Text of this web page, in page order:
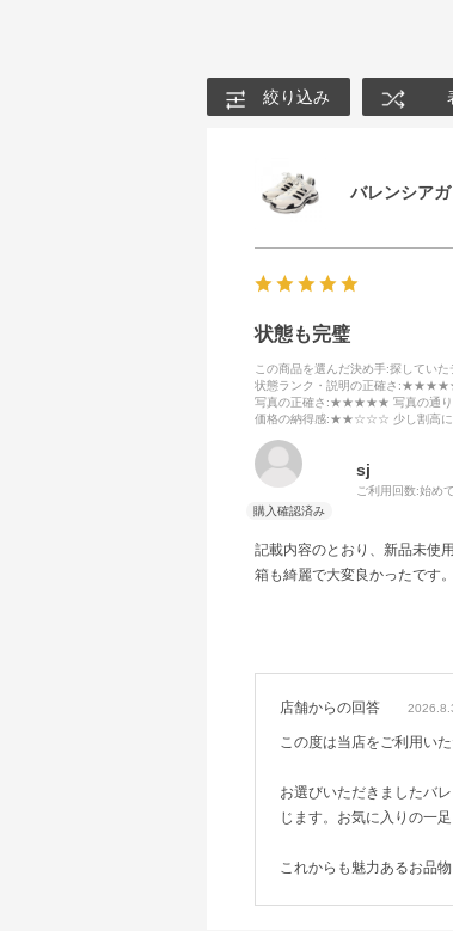
絞り込み
バレンシア
状態も完璧
この商品を選んだ決め手:探していた
状態ランク・説明の正確さ :★★★★★
写真の正確さ :★★★★★ 写真の通り
価格の納得感:★★☆☆☆ 少し割高に
sj
ご利用回数:始めて
記載内容のとおり、新品未使用
箱も綺麗で大変良かったです。
店舗からの回答
この度は当店をご利用い
お選びいただきましたバ
じます。お気に入りの一
これからも魅力あるお品